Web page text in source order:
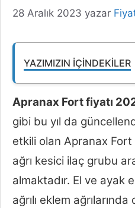
28 Aralık 2023 yazar
YAZIMIZIN İÇINDEKILER
Apranax Fort fiyatı
gibi bu yıl da
etkili olan Apranax
ağrı kesici ilaç grubu
almaktadır. El ve ayak
ağrılı eklem